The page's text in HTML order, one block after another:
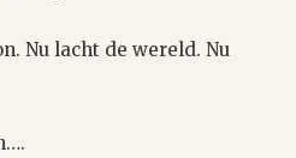
Nu lacht de wereld. Nu